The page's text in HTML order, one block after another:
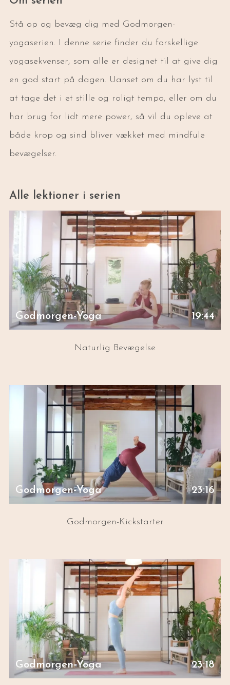
Stå op og bevæg dig med Godmorgen-
yogaserien. I denne serie finder du forskellige
yogasekvenser, som alle er designet til at give dig
en god start på dagen. Uanset om du har lyst til
at tage det i et stille og roligt tempo, eller om du
har brug for lidt mere power, så vil du opleve at
både krop og sind bliver vækket med mindfule
bevægelser.
Alle lektioner i serien
Godmorgen-Yoga 19:44
Naturlig Bevægelse
Godmorgen-Yoga 23:16
Godmorgen-Kickstarter
Godmorgen-Yoga 23:18